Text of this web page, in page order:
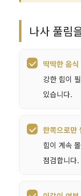
나사 풀림
딱딱한 음식
강한 힘이
있습니다.
한쪽으로만
힘이 계속
점검합니다.